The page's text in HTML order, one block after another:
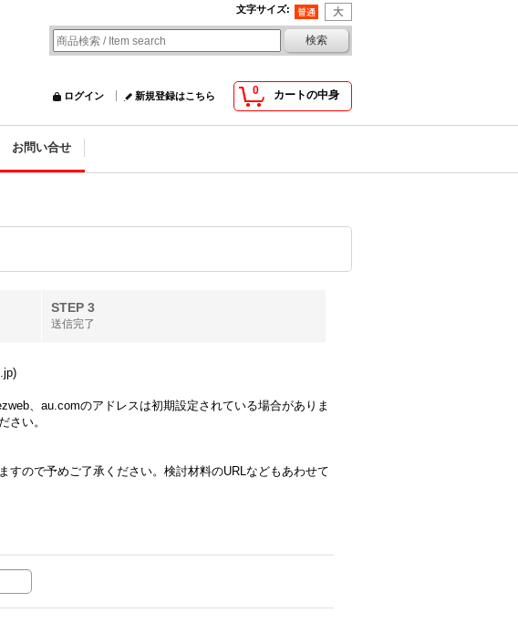
文字サイズ:
0 カートの中身
ログイン 新規登録はこちら
お問い合せ
STEP 3
送信完了
、au.comのアドレスは初期設定されている場合がありま
さい。
すので予めご了承ください。検討材料のURLなどもあわせて